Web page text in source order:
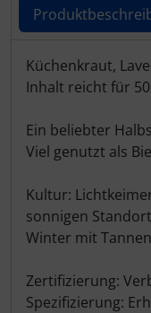
Küchenkraut,
Inhalt reicht für
Ein beliebter
Viel genutzt als
Kultur:
sonnigen
Winter mit
Zertifizierung:
Spezifizierung: